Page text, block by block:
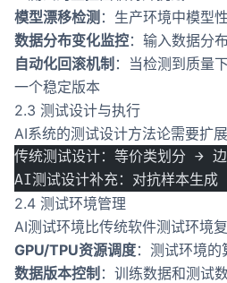
模型漂移检测 ：生产环境中模型
数据分布变化监控：输入数据分
自动化回滚机制 ：当检测到质量
一个稳定版本
2.3 测试设计与执行
AI系统的测试设计方法论需要扩展
传统测试设计：等价类划分 →
AI测试设计补充：对抗样本生
2.4 测试环境管理
AI测试环境比传统软件测试环境复
GPU/TPU资源调度：测试环境
数据版本控制 ：训练数据和测试